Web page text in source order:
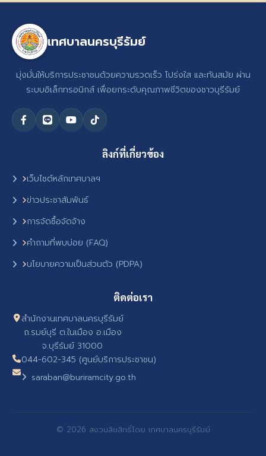
เทศบาลนครบุรีรัมย์
มุ่งมั่นให้บริการประชาชนด้วยความรวดเร็ว โปร่งใส และทันสมัย ผ่าน
ระบบอิเล็กทรอนิกส์ เพื่อยกระดับคุณภาพชีวิตของชาวบุรีรัมย์
ลิงก์ที่เกี่ยวข้อง
เว็บไซต์หลักเทศบาลฯ
ข่าวประชาสัมพันธ์
การจัดซื้อจัดจ้าง
คำถามที่พบบ่อย (FAQ)
นโยบายความเป็นส่วนตัว (PDPA)
ติดต่อเรา
สำนักงานเทศบาลนครบุรีรัมย์
ถ.รมย์บุรี ต.ในเมือง อ.เมือง
จ.บุรีรัมย์ 31000
044-602-345 (ศูนย์บริการประชาชน)
saraban@buriramcity.go.th
© 2026 สงวนลิขสิทธิ์โดย เทศบาลนครบุรีรัมย์